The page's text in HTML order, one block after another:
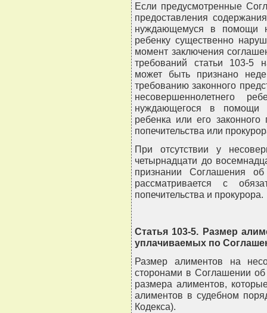
Если предусмотренные
предоставления
нуждающемуся в помощи
ребенку существенно
момент заключения
требований статьи 103-5
может быть признано
требованию законного
несовершеннолетнего
нуждающегося в помощи
ребенка или его
попечительства или
При отсутствии у
четырнадцати до
признании Соглашения
рассматривается с
попечительства и прокурора.
Статья 103-5. Размер
уплачиваемых по
Размер алиментов на
сторонами в Соглашении
размера алиментов,
алиментов в судебном
Кодекса).